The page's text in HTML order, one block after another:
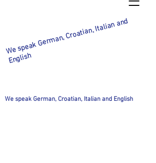
We speak
Ger
man, Croatian, Italian and
English
We speak German, Croatian, Italian and English